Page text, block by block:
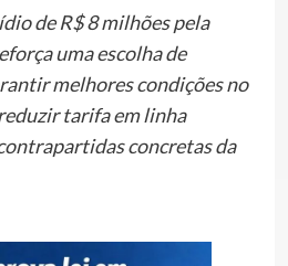
de R$ 8 milhões pela
uma escolha de
melhores condições no
tarifa em linha
concretas da